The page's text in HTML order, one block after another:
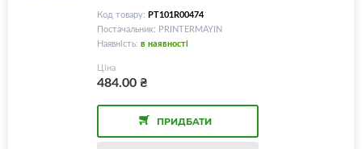
Код товару: PT101R00474
Постачальник: PRINTERMAYIN
Наявність: в наявності
Ціна
484.00₴
ПРИДБАТИ